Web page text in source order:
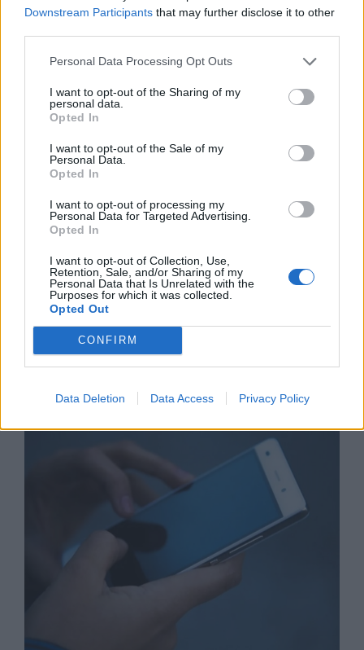
Downstream Participants that may further disclose it to other
Personal Data Processing Opt Outs
I want to opt-out of the Sharing of my
personal data.
Opted In
I want to opt-out of the Sale of my
Personal Data.
Opted In
I want to opt-out of processing my
Personal Data for Targeted Advertising.
Opted In
I want to opt-out of Collection, Use,
Retention, Sale, and/or Sharing of my
Personal Data that Is Unrelated with the
Purposes for which it was collected.
Opted Out
CONFIRM
Data Deletion Data Access Privacy Policy
Изкуствен интелект за първи път
07.08.2026 / 15:30
Астронавти на NASA излязоха в
07.08.2026 / 15:00